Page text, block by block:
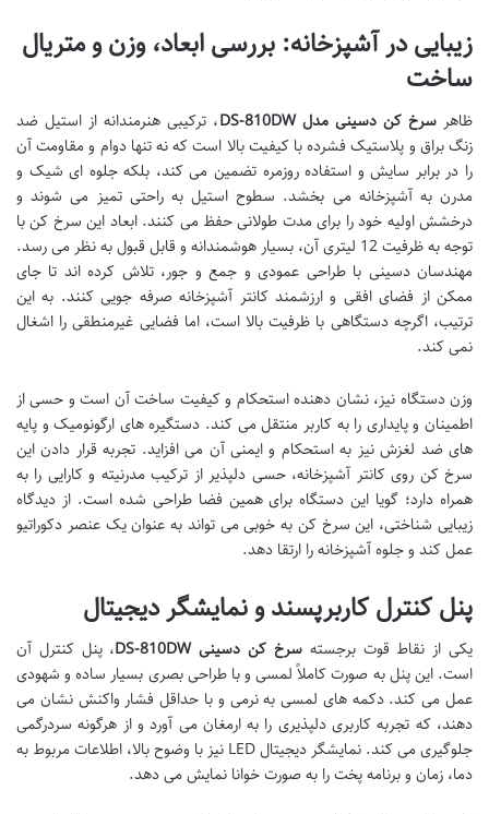
زیبایی در آشپزخانه: بررسی ابعاد، وزن و متریال
ساخت
ظاهرسرخ کن دسینی مدل DS-810DW
، ترکیبی هنرمندانه از استیل ضد
زنگ براق و پلاستیک فشرده با کیفیت بالا است که نه تنها دوام و مقاومت آن
را در برابر سایش و استفاده روزمره تضمین می کند، بلکه جلوه ای شیک و
مدرن به آشپزخانه می بخشد. سطوح استیل به راحتی تمیز می شوند و
درخشش اولیه خود را برای مدت طولانی حفظ می کنند. ابعاد این سرخ کن با
توجه به ظرفیت 12 لیتری آن، بسیار هوشمندانه و قابل قبول به نظر می رسد.
مهندسان دسینی با طراحی عمودی و جمع و جور، تلاش کرده اند تا جای
ممکن از فضای افقی و ارزشمند کانتر آشپزخانه صرفه جویی کنند. به این
ترتیب، اگرچه دستگاهی با ظرفیت بالا است، اما فضایی غیرمنطقی را اشغال
نمی کند.
وزن دستگاه نیز، نشان دهنده استحکام و کیفیت ساخت آن است و حسی از
اطمینان و پایداری را به کاربر منتقل می کند. دستگیره های ارگونومیک و پایه
های ضد لغزش نیز به استحکام و ایمنی آن می افزاید. تجربه قرار دادن این
سرخ کن روی کانتر آشپزخانه، حسی دلپذیر از ترکیب مدرنیته و کارایی را به
همراه دارد؛ گویا این دستگاه برای همین فضا طراحی شده است. از دیدگاه
زیبایی شناختی، این سرخ کن به خوبی می تواند به عنوان یک عنصر دکوراتیو
عمل کند و جلوه آشپزخانه را ارتقا دهد.
پنل کنترل کاربرپسند و نمایشگر دیجیتال
یکی از نقاط قوت برجستهسرخ کن دسینی DS-810DW
، پنل کنترل آن
است. این پنل به صورت کاملاً لمسی و با طراحی بصری بسیار ساده و شهودی
عمل می کند. دکمه های لمسی به نرمی و با حداقل فشار واکنش نشان می
دهند، که تجربه کاربری دلپذیری را به ارمغان می آورد و از هرگونه سردرگمی
جلوگیری می کند. نمایشگر دیجیتال LED نیز با وضوح بالا، اطلاعات مربوط به
دما، زمان و برنامه پخت را به صورت خوانا نمایش می دهد.